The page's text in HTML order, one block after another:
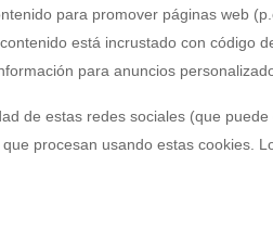
para promover páginas web
está incrustado con código
para anuncios
de estas redes sociales (que
procesan usando estas cookies.